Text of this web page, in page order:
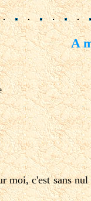
A
moi, c'est sans